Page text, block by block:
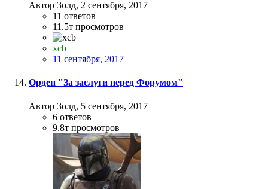
Автор Золд, 2 сентября, 2017
11 ответов
11.5т просмотров
xcb
11 сентября, 2017
Орден "За заслуги перед Форумом"
Автор Золд, 5 сентября, 2017
6 ответов
9.8т просмотров